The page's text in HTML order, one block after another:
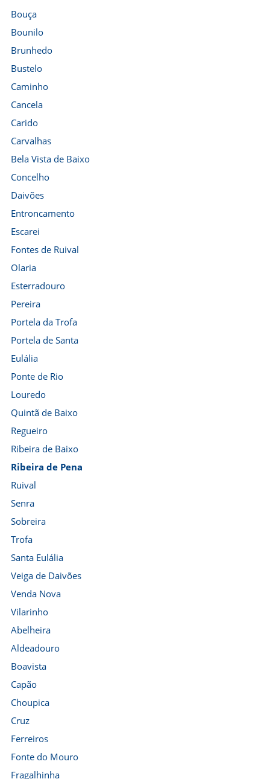
Bouça
Bounilo
Brunhedo
Bustelo
Caminho
Cancela
Carido
Carvalhas
Bela Vista de Baixo
Concelho
Daivões
Entroncamento
Escarei
Fontes de Ruival
Olaria
Esterradouro
Pereira
Portela da Trofa
Portela de Santa
Eulália
Ponte de Rio
Louredo
Quintã de Baixo
Regueiro
Ribeira de Baixo
Ribeira de Pena
Ruival
Senra
Sobreira
Trofa
Santa Eulália
Veiga de Daivões
Venda Nova
Vilarinho
Abelheira
Aldeadouro
Boavista
Capão
Choupica
Cruz
Ferreiros
Fonte do Mouro
Fragalhinha